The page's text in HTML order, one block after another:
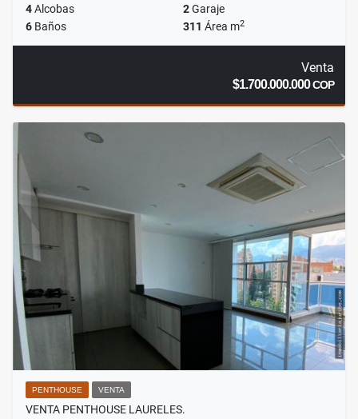
4Alcobas 2Garaje
6 Baños 311 Área m2
Venta
$1.700.000.000COP
PENTHOUSE VENTA
VENTA PENTHOUSE LAURELES.